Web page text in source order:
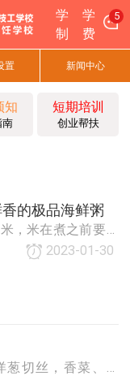
学
制
学
费
5
置 新闻中心
知
南
短期培训
创业帮扶
的极品海鲜粥
，米在煮之前要浸
要新鲜，并提前腌
2023-01-30
切丝，香菜、蒜